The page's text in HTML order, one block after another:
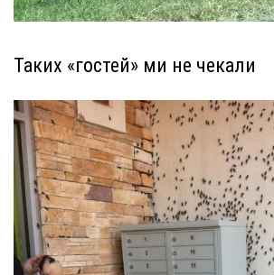
Таких «гостей» ми не чекали